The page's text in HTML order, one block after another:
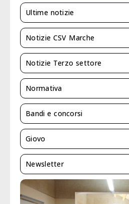
Ultime notizie
Notizie CSV Marche
Notizie Terzo settore
Normativa
Bandi e concorsi
Giovo
Newsletter